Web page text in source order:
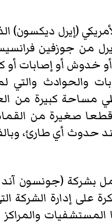
(إيرل
ففي عام 1917 م تزوج
أو إصابات أو
والحوادث
مساحة كبيرة من
صغيرة من
حدوث أي طارئ،
بشركة (جونسون
على إدارة الشركة